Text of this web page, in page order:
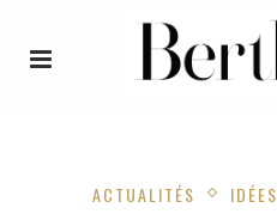
ACTUALITÉS IDÉES